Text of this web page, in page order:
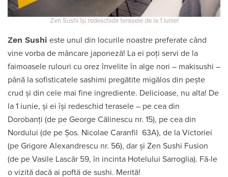
Zen Sushi își redeschide terasele de la 1 iunie!
Zen Sushi este unul din locurile noastre preferate când
vine vorba de mâncare japoneză! La ei poți servi de la
faimoasele rulouri cu orez învelite în alge nori – makisushi –
până la sofisticatele sashimi pregătite migălos din pește
crud și din cele mai fine ingrediente. Delicioase, nu alta! De
la 1 iunie, și ei își redeschid terasele – pe cea din
Dorobanți (de pe George Călinescu nr. 15), pe cea din
Nordului (de pe Șos. Nicolae Caranfil 63A), de la Victoriei
(pe Grigore Alexandrescu nr. 56), dar și Zen Sushi Fusion
(de pe Vasile Lascăr 59, în incinta Hotelului Sarroglia). Fă-le
o vizită dacă ai poftă de sushi. Merită!